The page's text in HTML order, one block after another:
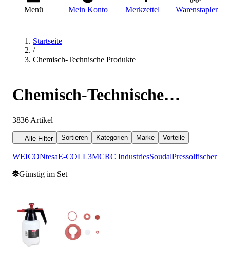
Menü Mein Konto Merkzettel Warenstapler
Startseite
/
Chemisch-Technische Produkte
Chemisch-Technische
Produkte
3836 Artikel
Alle Filter Sortieren Kategorien Marke Vorteile
WEICONtesaE-COLL3MCRC IndustriesSoudalPressolfischer
Günstig im Set